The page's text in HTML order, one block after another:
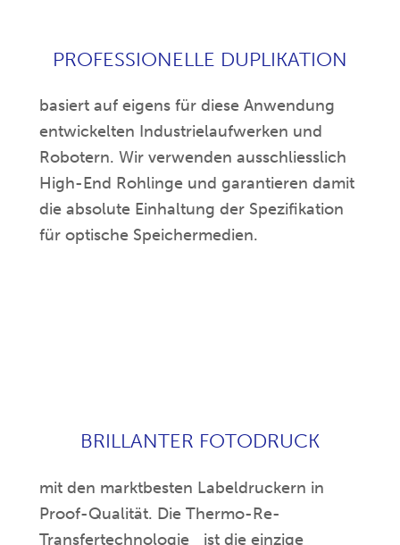
PROFESSIONELLE DUPLIKATION
basiert auf eigens für diese Anwendung
entwickelten Industrielaufwerken und
Robotern. Wir verwenden ausschliesslich
High-End Rohlinge und garantieren damit
die absolute Einhaltung der Spezifikation
für optische Speichermedien.
BRILLANTER FOTODRUCK
mit den marktbesten Labeldruckern in
Proof-Qualität. Die Thermo-Re-
Transfertechnologie ist die einzige